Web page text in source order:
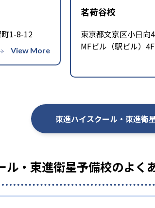
1-8-12
茗荷谷校
東京都文京区小日向
MFビル（駅ビル）4F
東進ハイスクール・東進衛
ル・東進衛星予備校のよく